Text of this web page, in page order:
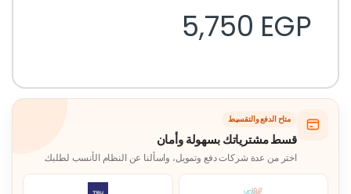
5,750 EGP
متاح الدفع والتقسيط
قسط مشترياتك بسهولة وأمان
اختر من عدة شركات دفع وتمويل، واسألنا عن النظام الأنسب لطلبك.